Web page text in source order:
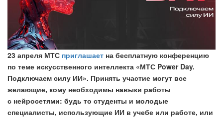
23 апреля МТС приглашает на бесплатную конференцию
по теме искусственного интеллекта «МТС Power Day.
Подключаем силу ИИ». Принять участие могут все
желающие, кому необходимы навыки работы
с нейросетями: будь то студенты и молодые
специалисты, использующие ИИ в учебе или работе, или